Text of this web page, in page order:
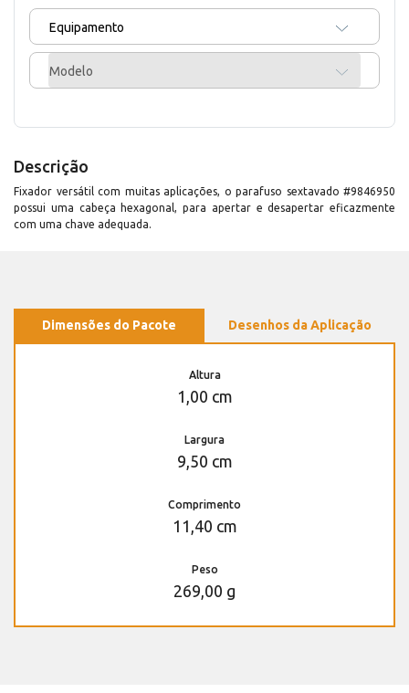
Equipamento
Modelo
Descrição
Fixador versátil com muitas aplicações, o parafuso sextavado #9846950
possui uma cabeça hexagonal, para apertar e desapertar eficazmente
com uma chave adequada.
Dimensões do Pacote Desenhos da Aplicação
Altura
1,00 cm
Largura
9,50 cm
Comprimento
11,40 cm
Peso
269,00 g